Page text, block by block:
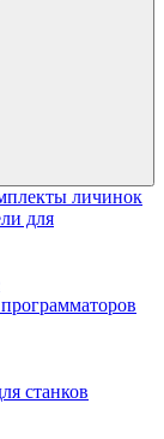
личинок
для
станков